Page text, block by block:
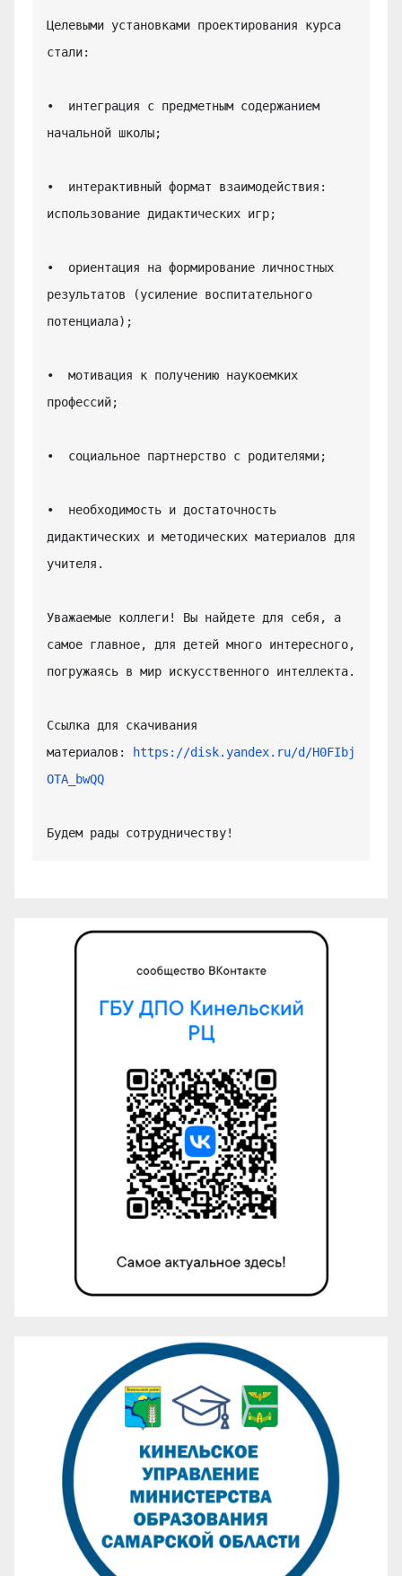
Целевыми установками проектирования курса
стали:
•  интеграция с предметным содержанием
начальной школы;
•  интерактивный формат взаимодействия:
использование дидактических игр;
•  ориентация на формирование личностных
результатов (усиление воспитательного
потенциала);
•  мотивация к получению наукоемких
профессий;
•  социальное партнерство с родителями;
•  необходимость и достаточность
дидактических и методических материалов для
учителя.
Уважаемые коллеги! Вы найдете для себя, а
самое главное, для детей много интересного,
погружаясь в мир искусственного интеллекта.
Ссылка для скачивания
материалов:
https://disk.yandex.ru/d/H0FIbj
OTA_bwQQ
Будем рады сотрудничеству!